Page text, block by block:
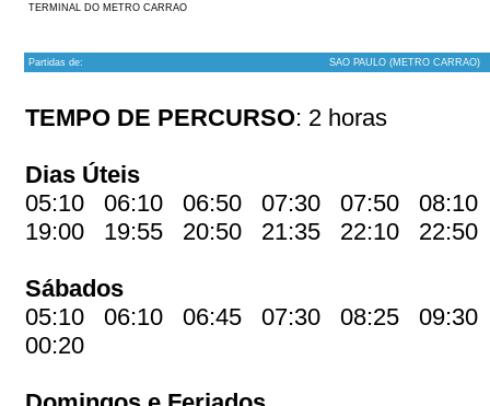
TERMINAL DO METRO CARRAO
Partidas de: SAO PAULO (METRO CARRAO)
TEMPO DE PERCURSO: 2 horas
Dias Úteis
05:10 06:10 06:50 07:30 07:50
19:00 19:55 20:50 21:35 22:10
Sábados
05:10 06:10 06:45 07:30 08:25
00:20